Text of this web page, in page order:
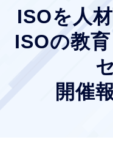
ISOを人
ISOの教
開催